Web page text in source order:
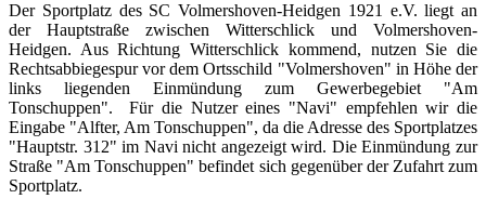
Der Sportplatz des SC Volmershoven-Heidgen 1921 e.V. liegt an
der Hauptstraße zwischen Witterschlick und Volmershoven-
Heidgen. Aus Richtung Witterschlick kommend, nutzen Sie die
Rechtsabbiegespur vor dem Ortsschild "Volmershoven" in Höhe der
links liegenden Einmündung zum Gewerbegebiet "Am
Tonschuppen". Für die Nutzer eines "Navi" empfehlen wir die
Eingabe "Alfter, Am Tonschuppen", da die Adresse des Sportplatzes
"Hauptstr. 312" im Navi nicht angezeigt wird. Die Einmündung zur
Straße "Am Tonschuppen" befindet sich gegenüber der Zufahrt zum
Sportplatz.